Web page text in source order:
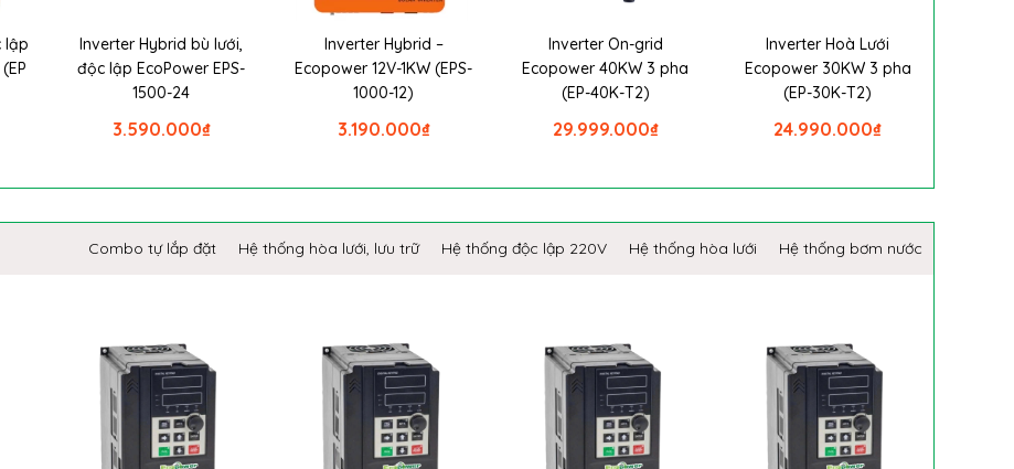
lập
Inverter Hybrid bù lưới,
độc lập EcoPower EPS-
1500-24
₫
3.590.000
Inverter Hybrid –
Ecopower 12V-1KW (EPS-
1000-12)
₫
3.190.000
Inverter On-grid
Ecopower 40KW 3 pha
(EP-40K-T2)
₫
29.999.000
Inverter Hoà Lưới
Ecopower 30KW 3 pha
(EP-30K-T2)
₫
24.990.000
Combo tự lắp đặt Hệ thống hòa lưới, lưu trữ Hệ thống độc lập 220V Hệ thống hòa lưới Hệ thống bơm nước